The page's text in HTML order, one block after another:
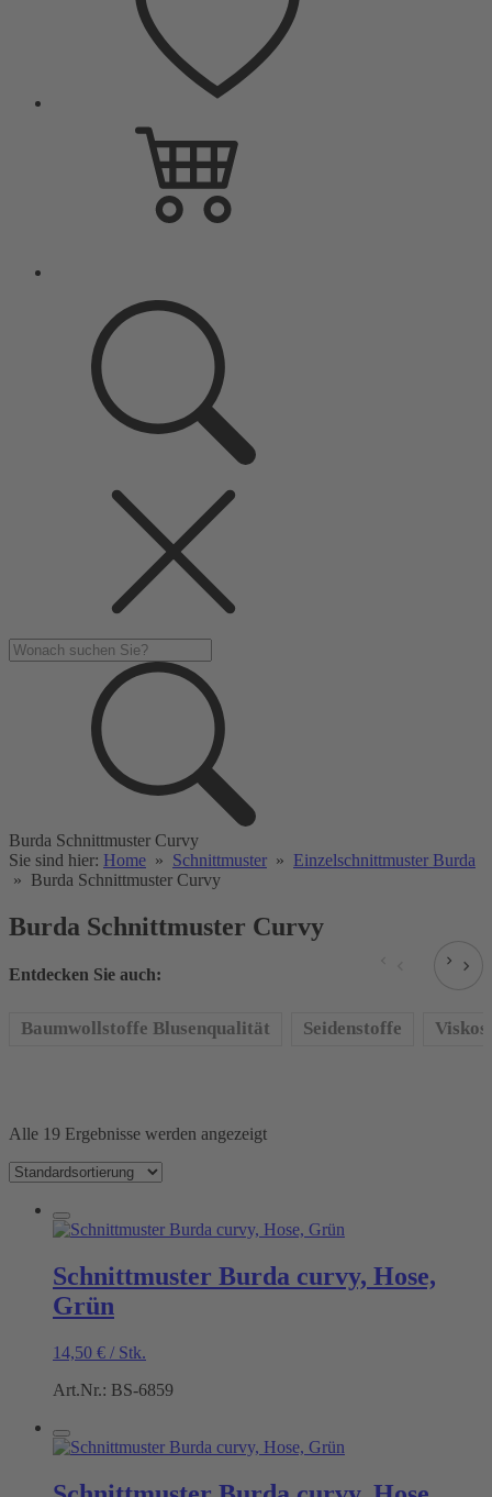
Burda Schnittmuster Curvy
Sie sind hier: Home » Schnittmuster » Einzelschnittmuster Burda
» Burda Schnittmuster Curvy
Burda Schnittmuster Curvy
Entdecken Sie auch:
Baumwollstoffe Blusenqualität Seidenstoffe
Alle 19 Ergebnisse werden angezeigt
Schnittmuster Burda curvy, Hose,
Grün
14,50 € / Stk.
Art.Nr.: BS-6859